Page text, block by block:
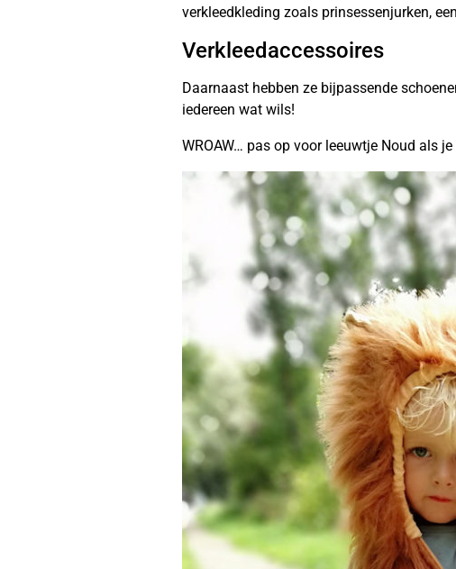
verkleedkleding zoals prinsessenjurken,
Verkleedaccessoires
Daarnaast hebben ze bijpassende
iedereen wat wils!
WROAW… pas op voor leeuwtje Noud als